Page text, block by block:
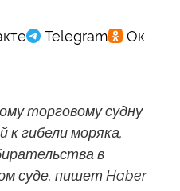
торговому судну
к гибели моряка,
в
суде, пишет Haber